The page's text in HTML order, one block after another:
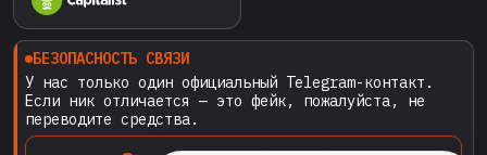
БЕЗОПАСНОСТЬ СВЯЗИ
У нас только один официальный Telegram-контакт.
Если ник отличается — это фейк, пожалуйста, не
переводите средства.